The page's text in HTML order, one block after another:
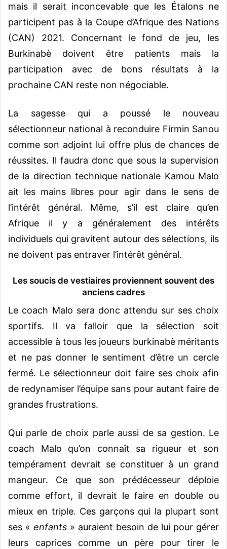
mais il serait inconcevable que les Étalons ne
participent pas à la Coupe d’Afrique des Nations
(CAN) 2021. Concernant le fond de jeu, les
Burkinabè doivent être patients mais la
participation avec de bons résultats à la
prochaine CAN reste non négociable.
La sagesse qui a poussé le nouveau
sélectionneur national à reconduire Firmin Sanou
comme son adjoint lui offre plus de chances de
réussites. Il faudra donc que sous la supervision
de la direction technique nationale Kamou Malo
ait les mains libres pour agir dans le sens de
l’intérêt général. Même, s’il est claire qu’en
Afrique il y a généralement des intérêts
individuels qui gravitent autour des sélections, ils
ne doivent pas entraver l’intérêt général.
Les soucis de vestiaires proviennent souvent des
anciens cadres
Le coach Malo sera donc attendu sur ses choix
sportifs. Il va falloir que la sélection soit
accessible à tous les joueurs burkinabè méritants
et ne pas donner le sentiment d’être un cercle
fermé. Le sélectionneur doit faire ses choix afin
de redynamiser l’équipe sans pour autant faire de
grandes frustrations.
Qui parle de choix parle aussi de sa gestion. Le
coach Malo qu’on connaît sa rigueur et son
tempérament devrait se constituer à un grand
mangeur. Ce que son prédécesseur déploie
comme effort, il devrait le faire en double ou
mieux en triple. Ces garçons qui la plupart sont
ses « enfants » auraient besoin de lui pour gérer
leurs caprices comme un père pour tirer le